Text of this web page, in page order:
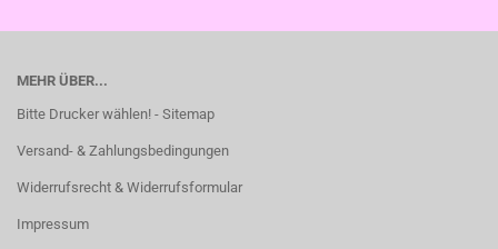
MEHR ÜBER...
Bitte Drucker wählen! - Sitemap
Versand- & Zahlungsbedingungen
Widerrufsrecht & Widerrufsformular
Impressum